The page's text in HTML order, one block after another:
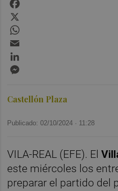
Castellón Plaza
Publicado: 02/10/2024 · 11:28
VILA-REAL (EFE). El
este miércoles los
preparar el partido del